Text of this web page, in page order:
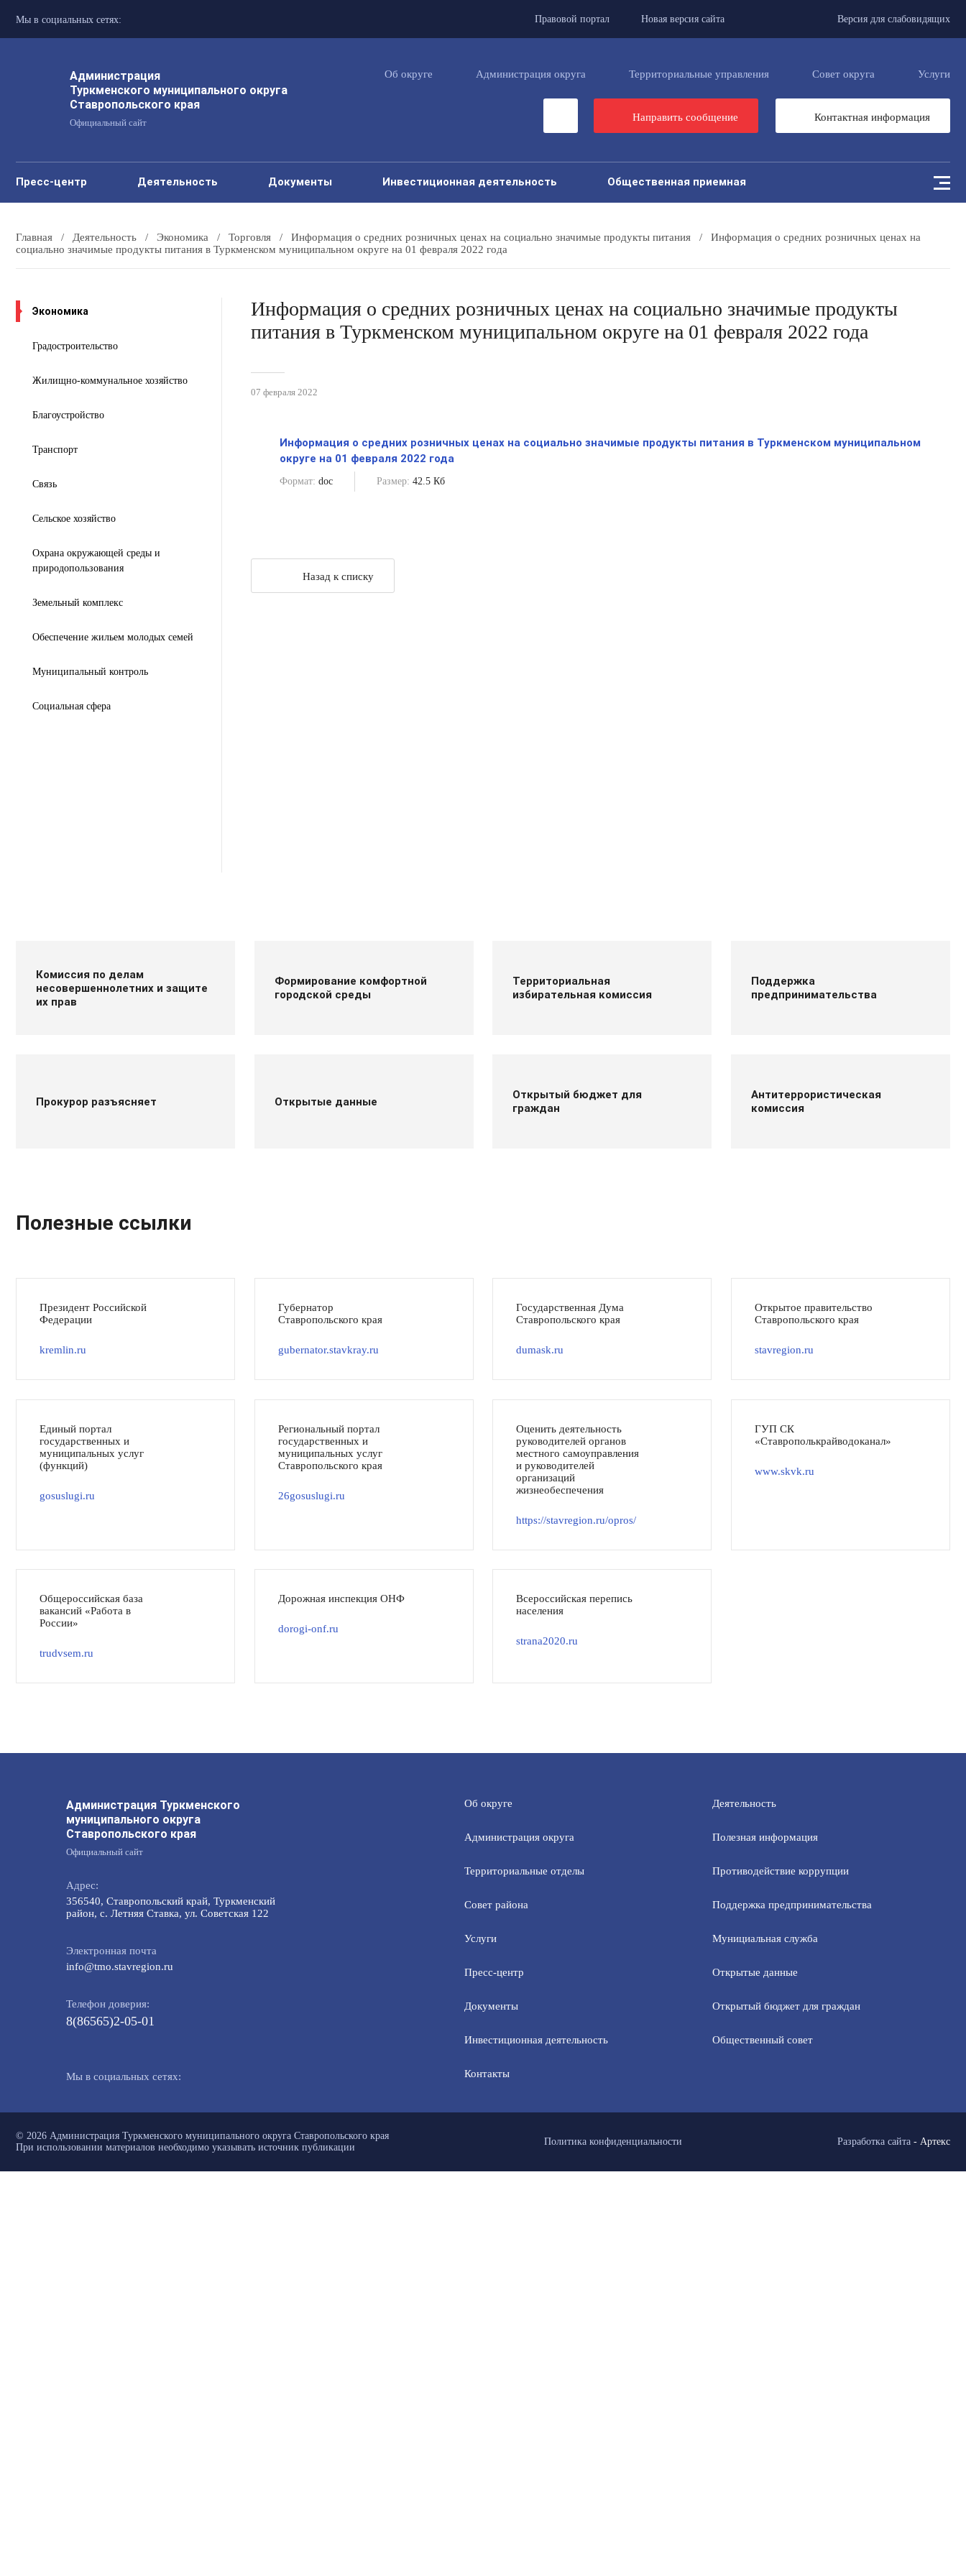
Мы в социальных сетях: Правовой портал Новая версия сайта Версия для слабовидящих
Администрация
Туркменского муниципального округа
Ставропольского края
Официальный сайт
Об округе Администрация округа Территориальные управления Совет округа Услуги
Направить сообщение Контактная информация
Пресс-центр Деятельность Документы Инвестиционная деятельность Общественная приемная
Главная / Деятельность / Экономика / Торговля / Информация о средних розничных ценах на социально значимые продукты питания /
Информация о средних розничных ценах на
социально значимые продукты питания в Туркменском муниципальном округе на 01 февраля 2022 года
Экономика
Градостроительство
Жилищно-коммунальное хозяйство
Благоустройство
Транспорт
Связь
Сельское хозяйство
Охрана окружающей среды и
природопользования
Земельный комплекс
Обеспечение жильем молодых семей
Муниципальный контроль
Социальная сфера
Информация о средних розничных ценах на социально значимые продукты
питания в Туркменском муниципальном округе на 01 февраля 2022 года
07 февраля 2022
Информация о средних розничных ценах на социально значимые продукты питания в Туркменском муниципальном
округе на 01 февраля 2022 года
Формат: doc Размер: 42.5 Кб
Назад к списку
Комиссия по делам
несовершеннолетних и защите
их прав
Формирование комфортной
городской среды
Территориальная
избирательная комиссия
Поддержка
предпринимательства
Прокурор разъясняет Открытые данные
Открытый бюджет для
граждан
Антитеррористическая
комиссия
Полезные ссылки
Президент Российской
Федерации
kremlin.ru
Губернатор
Ставропольского края
gubernator.stavkray.ru
Государственная Дума
Ставропольского края
dumask.ru
Открытое правительство
Ставропольского края
stavregion.ru
Единый портал
государственных и
муниципальных услуг
(функций)
gosuslugi.ru
Региональный портал
государственных и
муниципальных услуг
Ставропольского края
26gosuslugi.ru
Оценить деятельность
руководителей органов
местного самоуправления
и руководителей
организаций
жизнеобеспечения
https://stavregion.ru/opros/
ГУП СК
«Ставрополькрайводоканал»
www.skvk.ru
Общероссийская база
вакансий «Работа в
России»
trudvsem.ru
Дорожная инспекция ОНФ
dorogi-onf.ru
Всероссийская перепись
населения
strana2020.ru
Администрация Туркменского
муниципального округа
Ставропольского края
Официальный сайт
Адрес:
356540, Ставропольский край, Туркменский
район, с. Летняя Ставка, ул. Советская 122
Электронная почта
info@tmo.stavregion.ru
Телефон доверия:
8(86565)2-05-01
Мы в социальных сетях:
Об округе
Администрация округа
Территориальные отделы
Совет района
Услуги
Пресс-центр
Документы
Инвестиционная деятельность
Контакты
Деятельность
Полезная информация
Противодействие коррупции
Поддержка предпринимательства
Мунициальная служба
Открытые данные
Открытый бюджет для граждан
Общественный совет
© 2026 Администрация Туркменского муниципального округа Ставропольского края
При использовании материалов необходимо указывать источник публикации
Политика конфиденциальности Разработка сайта - Артекс